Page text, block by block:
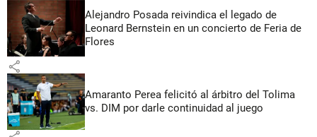
Alejandro Posada reivindica el legado de
Leonard Bernstein en un concierto de Feria de
Flores
share
Amaranto Perea felicitó al árbitro del Tolima
vs. DIM por darle continuidad al juego